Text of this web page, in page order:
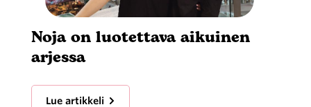
Noja on luotettava aikuinen
arjessa
Lue artikkeli